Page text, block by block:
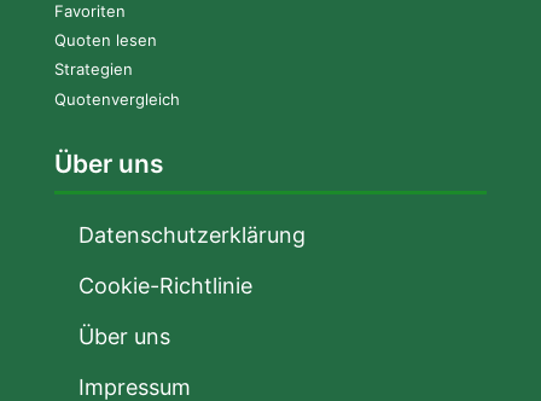
Favoriten
Quoten lesen
Strategien
Quotenvergleich
Über uns
Datenschutzerklärung
Cookie-Richtlinie
Über uns
Impressum